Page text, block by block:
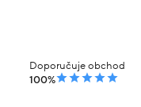
Doporučuje obchod
100%